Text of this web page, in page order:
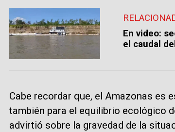
En video:
el caudal
Cabe recordar que, el Amazonas es
también para el equilibrio ecológico
advirtió sobre la gravedad de la